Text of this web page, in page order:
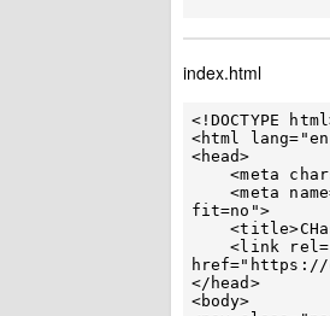
index.html
<!DOCTYPE
<html
<head>
    <meta charset="UTF-8">
    <meta name="viewport" content="width=device-width, initial-scale=1, shrink-to-
fit=no">
    <title>CHash</title>
    <link rel="stylesheet"
href="https://
</head>
<body>